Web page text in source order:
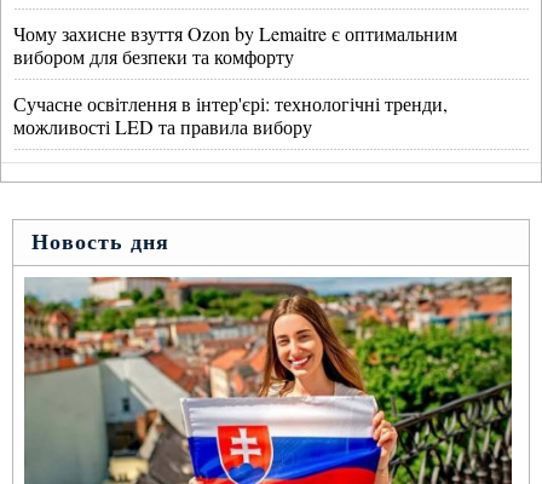
Чому захисне взуття Ozon by Lemaitre є оптимальним
вибором для безпеки та комфорту
Сучасне освітлення в інтер'єрі: технологічні тренди,
можливості LED та правила вибору
Новость дня